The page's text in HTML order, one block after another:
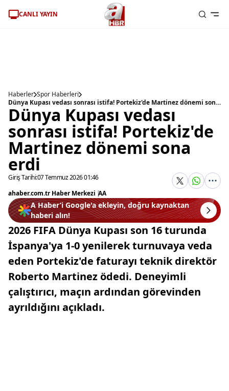
CANLI YAYIN
Haberler Spor Haberleri
Dünya Kupası vedası sonrası istifa! Portekiz'de Martinez dönemi sona erdi
Dünya Kupası vedası
sonrası istifa! Portekiz'de
Martinez dönemi sona
erdi
Giriş Tarihi:07 Temmuz 2026 01:46
ahaber.com.tr Haber Merkezi |AA
A Haber’i Google'a ekleyin, doğru kaynaktan
haberi alın!
2026 FIFA Dünya Kupası son 16 turunda
İspanya'ya 1-0 yenilerek turnuvaya veda
eden Portekiz'de faturayı teknik direktör
Roberto Martinez ödedi. Deneyimli
çalıştırıcı, maçın ardından görevinden
ayrıldığını açıkladı.